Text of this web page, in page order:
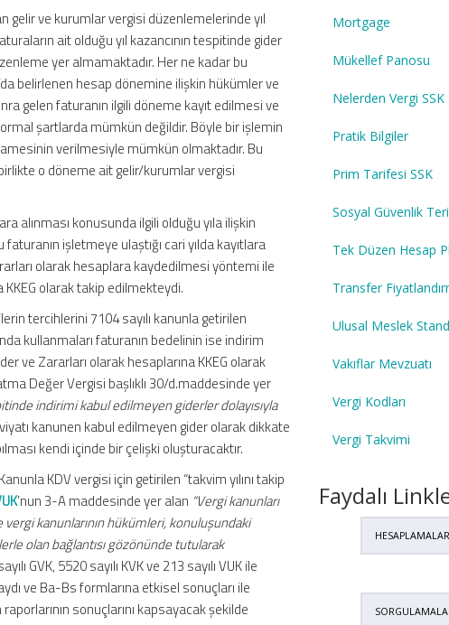
gelir ve kurumlar vergisi düzenlemelerinde yıl
ait olduğu yıl kazancının tespitinde gider
yer almamaktadır. Her ne kadar bu
belirlenen hesap dönemine ilişkin hükümler ve
gelen faturanın ilgili döneme kayıt edilmesi ve
şartlarda mümkün değildir. Böyle bir işlemin
verilmesiyle mümkün olmaktadır. Bu
o döneme ait gelir/kurumlar vergisi
alınması konusunda ilgili olduğu yıla ilişkin
işletmeye ulaştığı cari yılda kayıtlara
olarak hesaplara kaydedilmesi yöntemi ile
olarak takip edilmekteydi.
tercihlerini 7104 sayılı kanunla getirilen
kullanmaları faturanın bedelinin ise indirim
ve Zararları olarak hesaplarına KKEG olarak
Değer Vergisi başlıklı 30/d.maddesinde yer
indirimi kabul edilmeyen giderler dolayısıyla
kanunen kabul edilmeyen gider olarak dikkate
kendi içinde bir çelişki oluşturacaktır.
KDV vergisi için getirilen “takvim yılını takip
’nun 3-A maddesinde yer alan “Vergi kanunları
vergi kanunlarının hükümleri, konuluşundaki
olan bağlantısı gözönünde tutularak
GVK, 5520 sayılı KVK ve 213 sayılı VUK ile
ve Ba-Bs formlarına etkisel sonuçları ile
sonuçlarını kapsayacak şekilde
Mortgage
Mükellef Panosu
Nelerden Vergi SSK
Pratik Bilgiler
Prim Tarifesi SSK
Sosyal Güvenlik
Tek Düzen Hesap
Transfer
Ulusal Meslek
Vakıflar Mevzuatı
Vergi Kodları
Vergi Takvimi
Faydalı